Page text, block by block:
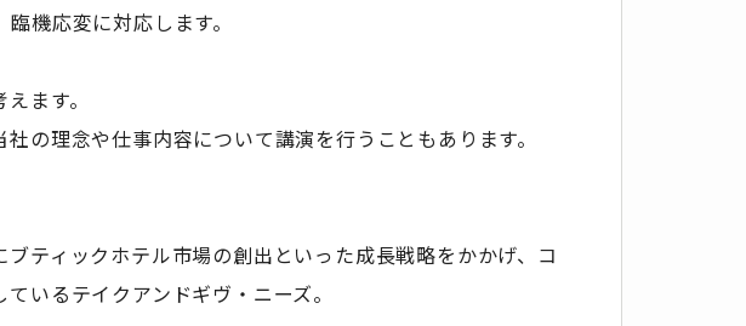
機応変に対応します。
ます。
の理念や仕事内容について講演を行うこともあります。
ティックホテル市場の創出といった成長戦略をかかげ、コ
いるテイクアンドギヴ・ニーズ。